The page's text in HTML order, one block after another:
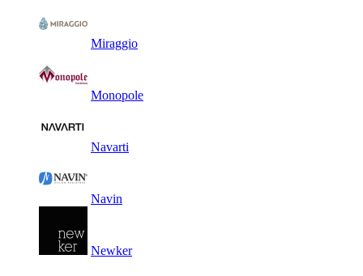
Miraggio
Monopole
Navarti
Navin
Newker